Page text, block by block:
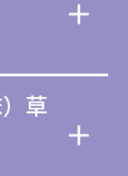
草